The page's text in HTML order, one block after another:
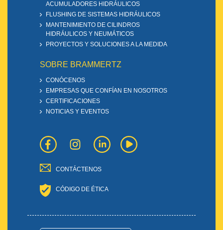
ACUMULADORES HIDRÁULICOS
FLUSHING DE SISTEMAS HIDRÁULICOS
MANTENIMIENTO DE CILINDROS
HIDRÁULICOS Y NEUMÁTICOS
PROYECTOS Y SOLUCIONES A LA MEDIDA
SOBRE BRAMMERTZ
CONÓCENOS
EMPRESAS QUE CONFÍAN EN NOSOTROS
CERTIFICACIONES
NOTICIAS Y EVENTOS
CONTÁCTENOS
CÓDIGO DE ÉTICA